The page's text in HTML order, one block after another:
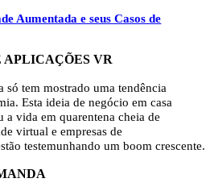
Aumentada e seus Casos de
VR
só tem mostrado uma tendência
Esta ideia de negócio em casa
vida em quarentena cheia de
virtual e empresas de
testemunhando um boom crescente.